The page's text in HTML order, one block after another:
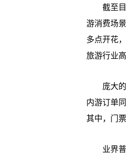
截至目前
游消费场
多点开花
旅游行业
庞大的出
内游订单
其中，门
业界普遍